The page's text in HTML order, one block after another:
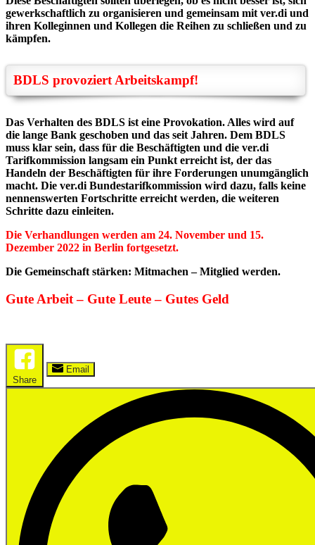
gewerkschaftlich zu organisieren und gemeinsam mit ver.di und
ihren Kolleginnen und Kollegen die Reihen zu schließen und zu
kämpfen.
BDLS provoziert Arbeitskampf!
Das Verhalten des BDLS ist eine Provokation. Alles wird auf
die lange Bank geschoben und das seit Jahren. Dem BDLS
muss klar sein, dass für die Beschäftigten und die ver.di
Tarifkommission langsam ein Punkt erreicht ist, der das
Handeln der Beschäftigten für ihre Forderungen unumgänglich
macht. Die ver.di Bundestarifkommission wird dazu, falls keine
nennenswerten Fortschritte erreicht werden, die weiteren
Schritte dazu einleiten.
Die Verhandlungen werden am 24. November und 15.
Dezember 2022 in Berlin fortgesetzt.
Die Gemeinschaft stärken: Mitmachen – Mitglied werden.
Gute Arbeit – Gute Leute – Gutes Geld
Share
Email